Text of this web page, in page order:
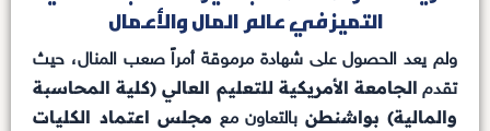
التميز في عالم المال والأعمال
ولم يعد الحصول على شهادة مرموقة أمراً صعب المنال، حيث
تقدم الجامعة الأمريكية للتعليم العالي (كلية المحاسبة
والمالية) بواشنطن بالتعاون مع مجلس اعتماد الكليات